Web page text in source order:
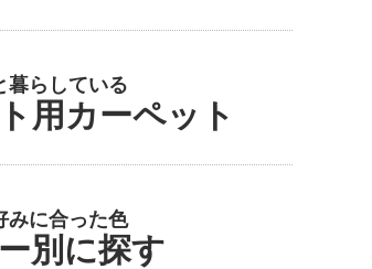
暮らしている
用カーペット
みに合った色
別に探す